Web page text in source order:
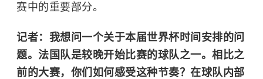
赛中的重要部分。
记者：我想问一个关于本届世界杯时间安排的问
题。法国队是较晚开始比赛的球队之一。相比之
前的大赛，你们如何感受这种节奏？在球队内部